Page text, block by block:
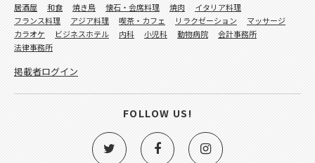
居酒屋 和食 焼き鳥 懐石・会席料理 焼肉
イタリア料理
フランス料理
アジア料理 喫茶・カフェ リラクゼーション
マッサージ
カラオケ
ビジネスホテル 内科 小児科 動物病院
会計事務所
法律事務所
掲載者ログイン
FOLLOW US!